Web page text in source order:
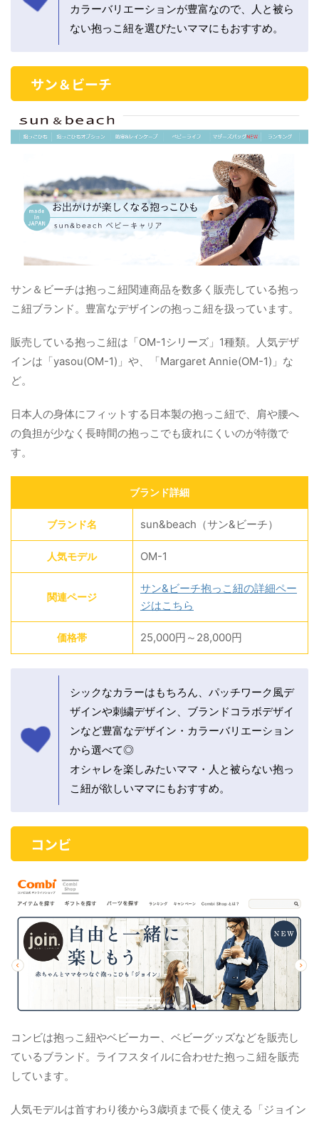
カラーバリエーションが豊富なので、人と被ら
ない抱っこ紐を選びたいママにもおすすめ。
サン＆ビーチ
サン＆ビーチは抱っこ紐関連商品を数多く販売している抱っ
こ紐ブランド。豊富なデザインの抱っこ紐を扱っています。
販売している抱っこ紐は「OM-1シリーズ」1種類。人気デザ
インは「yasou(OM-1)」や、「Margaret Annie(OM-1)」な
ど。
日本人の身体にフィットする日本製の抱っこ紐で、肩や腰へ
の負担が少なく長時間の抱っこでも疲れにくいのが特徴で
す。
ブランド詳細
ブランド名 sun&beach（サン&ビーチ）
人気モデル OM-1
関連ページ
サン&ビーチ抱っこ紐の詳細ペー
ジはこちら
価格帯 25,000円～28,000円
シックなカラーはもちろん、パッチワーク風デ
ザインや刺繍デザイン、ブランドコラボデザイ
ンなど豊富なデザイン・カラーバリエーション
から選べて◎
オシャレを楽しみたいママ・人と被らない抱っ
こ紐が欲しいママにもおすすめ。
コンビ
コンビは抱っこ紐やベビーカー、ベビーグッズなどを販売し
ているブランド。ライフスタイルに合わせた抱っこ紐を販売
しています。
人気モデルは首すわり後から3歳頃まで長く使える「ジョイン